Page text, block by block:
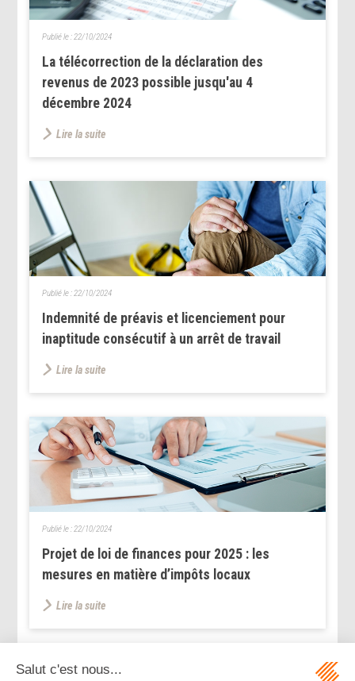
La télécorrection de la déclaration des
revenus de 2023 possible jusqu'au 4
décembre 2024
Publié le : 22/10/2024
Lire la suite
Indemnité de préavis et licenciement pour
inaptitude consécutif à un arrêt de travail
Publié le : 22/10/2024
Lire la suite
Projet de loi de finances pour 2025 : les
mesures en matière d’impôts locaux
Publié le : 22/10/2024
Lire la suite
<< < ...